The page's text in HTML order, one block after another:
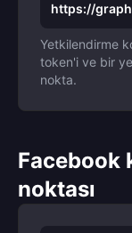
https://
Yetkilendirme
token'i ve bir
nokta.
Facebook
noktası